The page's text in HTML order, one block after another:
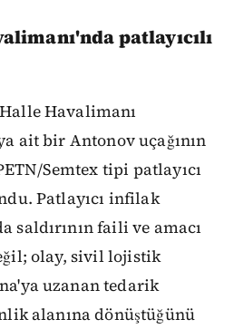
patlayıcılı
Havalimanı
ait bir Antonov uçağının
Semtex tipi patlayıcı
Patlayıcı infilak
saldırının faili ve amacı
olay, sivil lojistik
uzanan tedarik
alanına dönüştüğünü